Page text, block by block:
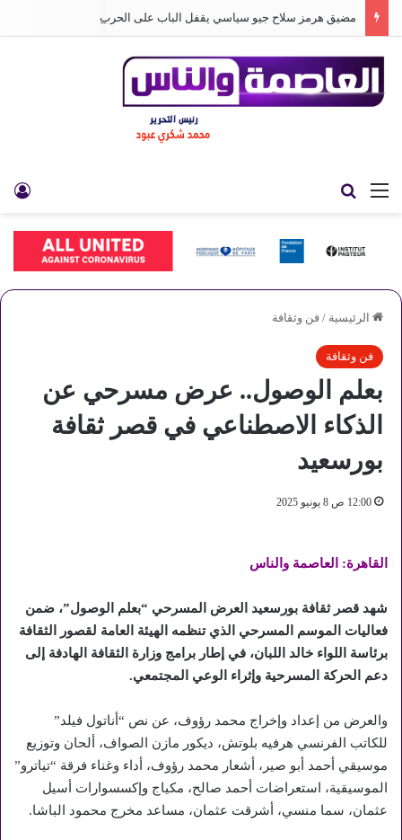
مضيق هرمز سلاح جيو سياسي يقفل الباب على الحرب
القائمة
الرئيسية / فن وثقافة
فن وثقافة
بعلم الوصول.. عرض مسرحي عن
الذكاء الاصطناعي في قصر ثقافة
بورسعيد
12:00 ص 8 يونيو 2025
القاهرة: العاصمة والناس
شهد قصر ثقافة بورسعيد العرض المسرحي “بعلم الوصول”، ضمن
فعاليات الموسم المسرحي الذي تنظمه الهيئة العامة لقصور الثقافة
برئاسة اللواء خالد اللبان، في إطار برامج وزارة الثقافة الهادفة إلى
دعم الحركة المسرحية وإثراء الوعي المجتمعي.
والعرض من إعداد وإخراج محمد رؤوف، عن نص “أناتول فيلد”
للكاتب الفرنسي هرفيه بلوتش، ديكور مازن الصواف، ألحان وتوزيع
موسيقي أحمد أبو صير، أشعار محمد رؤوف، أداء وغناء فرقة “تياترو”
الموسيقية، استعراضات أحمد صالح، مكياج وإكسسوارات أسيل
عثمان، سما منسي، أشرقت عثمان، مساعد مخرج محمود الباشا.